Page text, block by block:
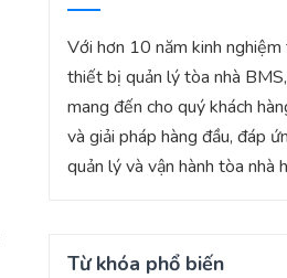
Với hơn 10 năm kinh
thiết bị quản lý tòa nhà
mang đến cho quý khách
và giải pháp hàng đầu, đáp
quản lý và vận hành tòa nhà
Từ khóa phổ biến